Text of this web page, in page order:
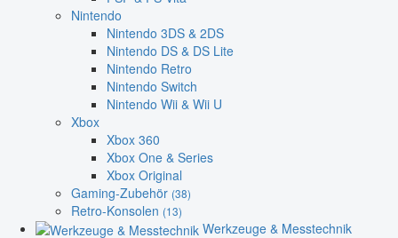
Nintendo
Nintendo 3DS & 2DS
Nintendo DS & DS Lite
Nintendo Retro
Nintendo Switch
Nintendo Wii & Wii U
Xbox
Xbox 360
Xbox One & Series
Xbox Original
Gaming-Zubehör (38)
Retro-Konsolen (13)
Werkzeuge & Messtechnik